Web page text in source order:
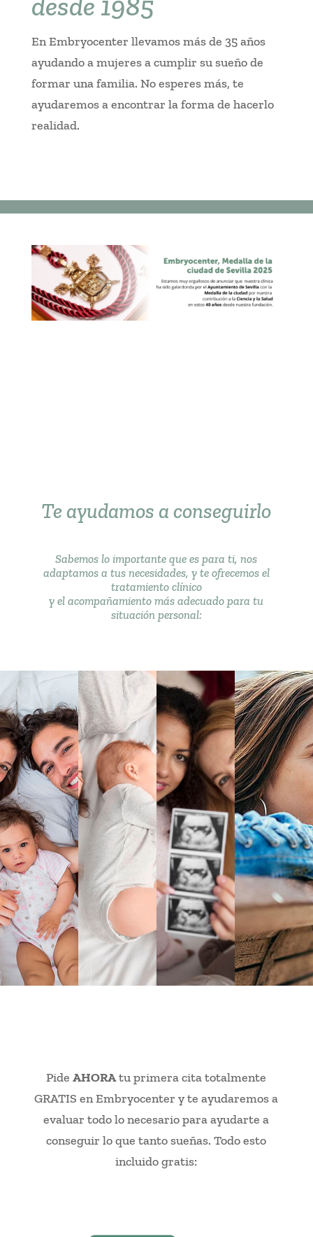
En Embryocenter llevamos más de 35 años
ayudando a mujeres a cumplir su sueño de
formar una familia. No esperes más, te
ayudaremos a encontrar la forma de hacerlo
realidad.
Te ayudamos a conseguirlo
Sabemos lo importante que es para ti, nos
adaptamos a tus necesidades, y te ofrecemos el
tratamiento clínico
y el acompañamiento más adecuado para tu
situación personal:
PideAHORAtu primera cita totalmente
GRATIS en Embryocenter y te ayudaremos a
evaluar todo lo necesario para ayudarte a
conseguir lo que tanto sueñas. Todo esto
incluido gratis: